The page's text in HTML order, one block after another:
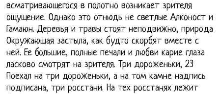
всматривающегося в полотно возникает зрителя
ощущение. Однако это отнюдь не светлые Алконост и
Гамаюн. Деревья и травы стоят неподвижно, природа
Окружающая застыла, как будто скорбят вместе с
ней. Ее большие, полные печали и любви карие глаза
ласково смотрят на зрителя. Три дороженьки, 23
Поехал на три дороженьки, а на том камне надпись
подписана, три росстани. На тех росстанях лежит